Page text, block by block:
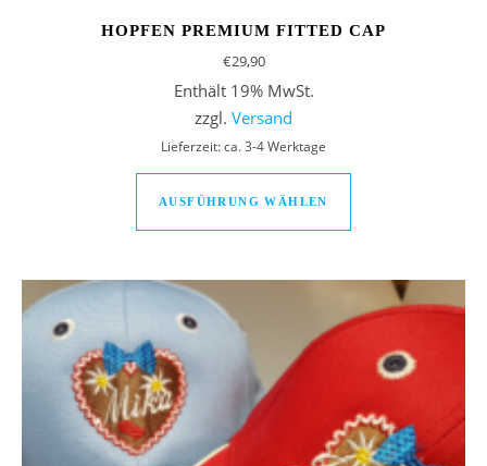
HOPFEN PREMIUM FITTED CAP
€29,90
Enthält 19% MwSt.
zzgl. Versand
Lieferzeit: ca. 3-4 Werktage
AUSFÜHRUNG WÄHLEN
Dieses Produkt